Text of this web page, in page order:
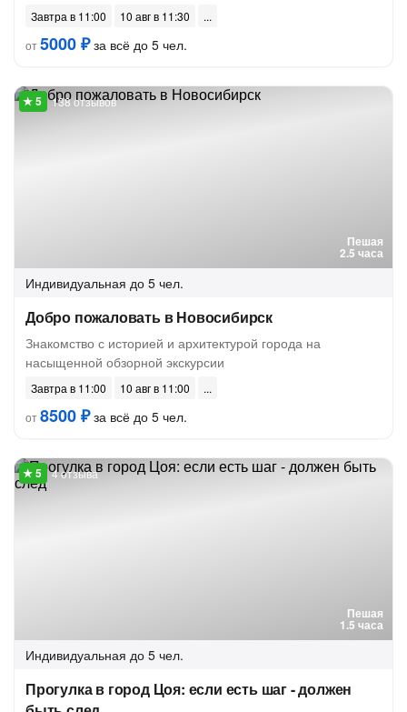
Завтра в 11:00
10 авг в 11:30
от5000 ₽за всё до 5 чел.
Пешая
2.5 часа
138 отзывов
Индивидуальная до 5 чел.
Добро пожаловать в Новосибирск
Знакомство с историей и архитектурой города на
насыщенной обзорной экскурсии
Завтра в 11:00
10 авг в 11:00
от8500 ₽за всё до 5 чел.
Пешая
1.5 часа
4 отзыва
Индивидуальная до 5 чел.
Прогулка в город Цоя: если есть шаг - должен